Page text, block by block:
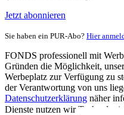
Jetzt abonnieren
Sie haben ein PUR-Abo? Hier
FONDS professionell mit
Gründen die Möglichkeit,
Werbeplatz zur Verfügung zu
der Verantwortung von uns
Datenschutzerklärung näher
Dienste nutzen wir